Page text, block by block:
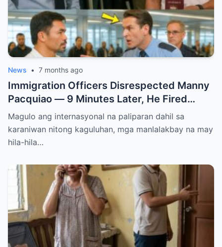
News • 7 months ago
Immigration Officers Disrespected Manny
Pacquiao — 9 Minutes Later, He Fired
Them Instantly..
Magulo ang internasyonal na paliparan dahil sa
karaniwan nitong kaguluhan, mga manlalakbay na may
hila-hila…